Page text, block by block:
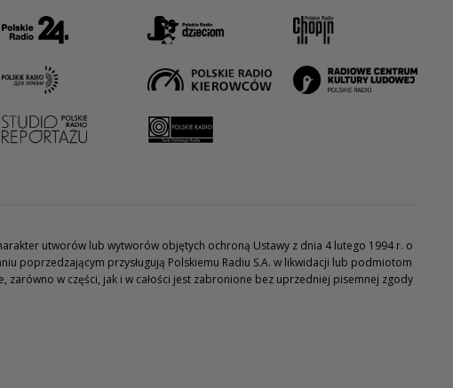
utworów lub wytworów objętych ochroną Ustawy z dnia 4 lutego 1994 r. o
poprzedzającym przysługują Polskiemu Radiu S.A. w likwidacji lub podmiotom
w części, jak i w całości jest zabronione bez uprzedniej pisemnej zgody